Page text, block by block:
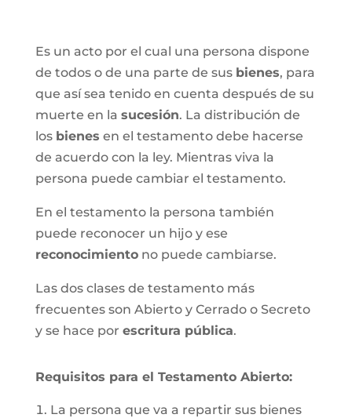
Es un acto por el cual una persona dispone
de todos o de una parte de sus bienes, para
que así sea tenido en cuenta después de su
muerte en la sucesión. La distribución de
los bienes en el testamento debe hacerse
de acuerdo con la ley. Mientras viva la
persona puede cambiar el testamento.
En el testamento la persona también
puede reconocer un hijo y ese
reconocimientono puede cambiarse.
Las dos clases de testamento más
frecuentes son Abierto y Cerrado o Secreto
y se hace por escritura pública.
Requisitos para el Testamento Abierto:
La persona que va a repartir sus bienes